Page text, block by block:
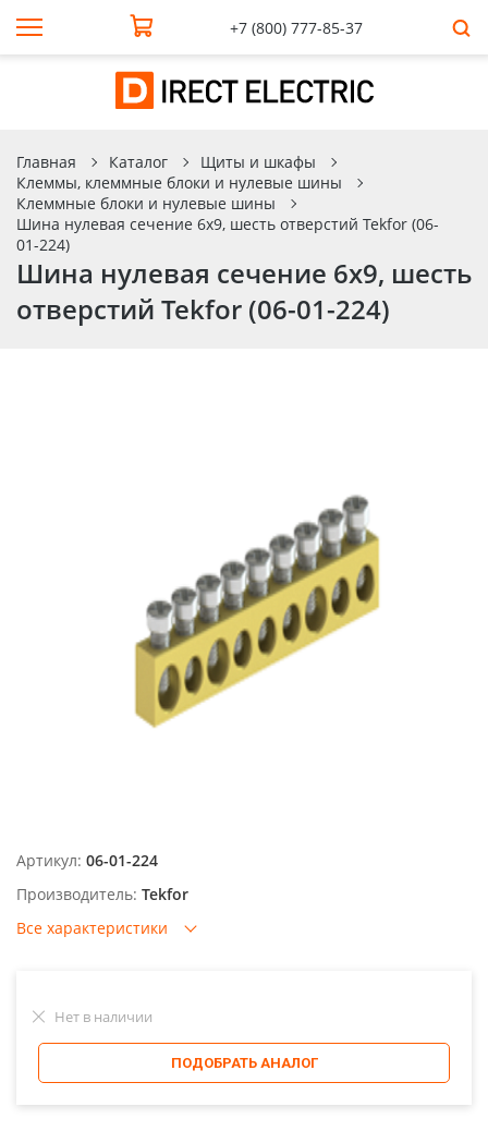
+7 (800) 777-85-37
Главная Каталог
Щиты и шкафы
Клеммы, клеммные блоки и нулевые шины
Клеммные блоки и нулевые шины
Шина нулевая сечение 6х9, шесть отверстий Tekfor (06-
01-224)
Шина нулевая сечение 6х9, шесть
отверстий Tekfor (06-01-224)
Артикул: 06-01-224
Производитель: Tekfor
Все характеристики
Нет в наличии
ПОДОБРАТЬ АНАЛОГ